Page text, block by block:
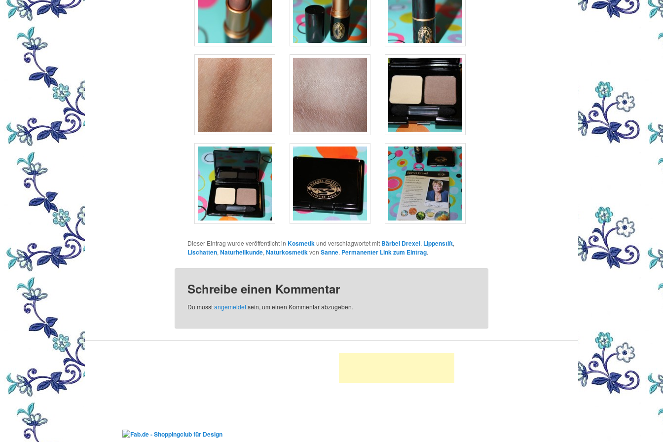
Dieser Eintrag wurde veröffentlicht in Kosmetikund verschlagwortet mit Bärbel Drexel, Lippenstift,
Lischatten, Naturheilkunde, Naturkosmetikvon Sanne. Permanenter Link zum Eintrag.
Schreibe einen Kommentar
Du musstangemeldetsein, um einen Kommentar abzugeben.